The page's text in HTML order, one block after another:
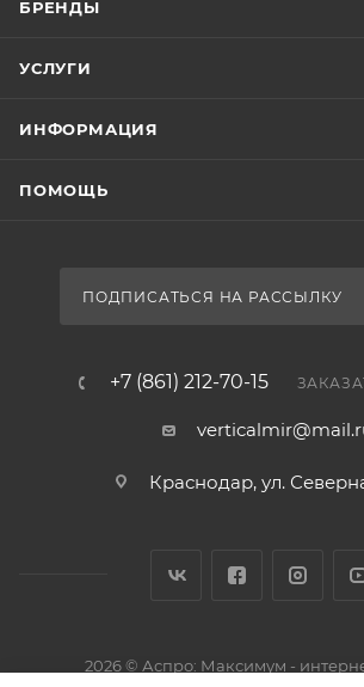
БРЕНДЫ
УСЛУГИ
ИНФОРМАЦИЯ
ПОМОЩЬ
ПОДПИСАТЬСЯ НА РАССЫЛКУ
+7 (861) 212-70-15
Краснодар, ул.
2026 © Аспро: Максимум -